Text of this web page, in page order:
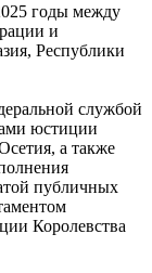
годы между
и
Республики
службой
юстиции
а также
публичных
Королевства